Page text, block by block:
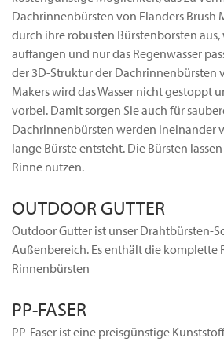
Dachrinnenbürsten von Flanders Brush
durch ihre robusten Bürstenborsten
auffangen und nur das Regenwasser
der 3D-Struktur der Dachrinnenbürsten
Makers wird das Wasser nicht gestoppt
vorbei. Damit sorgen Sie auch für
Dachrinnenbürsten werden ineinander
lange Bürste entsteht. Die Bürsten
Rinne nutzen.
OUTDOOR GUTTER
Outdoor Gutter ist unser Drahtbürsten-
Außenbereich. Es enthält die komplette
Rinnenbürsten
PP-FASER
PP-Faser ist eine preisgünstige